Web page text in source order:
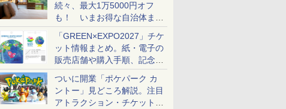
続々、最大1万5000円オフ
も！ いまお得な自治体まと
め
「GREEN×EXPO2027」チケ
ット情報まとめ。紙・電子の
販売店舗や購入手順、記念チ
ケットも解説
ついに開業「ポケパーク カ
ントー」見どころ解説。注目
アトラクション・チケット手